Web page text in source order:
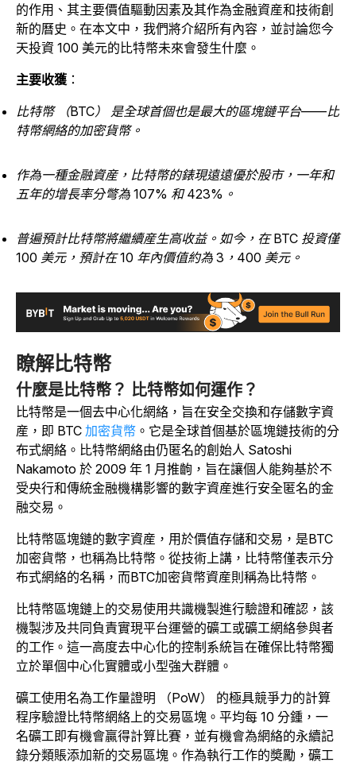
的作用、其主要價值驅動因素及其作為金融資産和技術創
新的曆史。在本文中，我們將介紹所有內容，並討論您今
天投資 100 美元的比特幣未來會發生什麼。
主要收獲：
比特幣 （BTC） 是全球首個也是最大的區塊鏈平台——比
特幣網絡的加密貨幣。
作為一種金融資産，比特幣的錶現遠遠優於股市，一年和
五年的增長率分彆為 107% 和 423%。
普遍預計比特幣將繼續産生高收益。如今，在 BTC 投資僅
100 美元，預計在 10 年內價值約為 3，400 美元。
瞭解比特幣
什麼是比特幣？ 比特幣如何運作？
比特幣是一個去中心化網絡，旨在安全交換和存儲數字資
産，即 BTC 加密貨幣 。它是全球首個基於區塊鏈技術的分
布式網絡。 比特幣網絡由仍匿名的創始人 Satoshi
Nakamoto 於 2009 年 1 月推齣 ，旨在讓個人能夠基於不
受央行和傳統金融機構影響的數字資産進行安全匿名的金
融交易。
比特幣區塊鏈的數字資産，用於價值存儲和交易，是BTC
加密貨幣，也稱為比特幣。從技術上講，比特幣僅表示分
布式網絡的名稱，而BTC加密貨幣資産則稱為比特幣。
比特幣區塊鏈上的交易使用共識機製進行驗證和確認，該
機製涉及共同負責實現平台運營的礦工或礦工網絡參與者
的工作。 這一高度去中心化的控制系統旨在確保比特幣獨
立於單個中心化實體或小型強大群體。
礦工使用名為工作量證明 （PoW） 的極具競爭力的計算
程序驗證比特幣網絡上的交易區塊。 平均每 10 分鍾，一
名礦工即有機會贏得計算比賽，並有機會為網絡的永續記
錄分類賬添加新的交易區塊。作為執行工作的奬勵，礦工